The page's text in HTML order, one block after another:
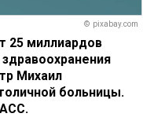
© pixabay.com
25 миллиардов
Михаил
больницы.